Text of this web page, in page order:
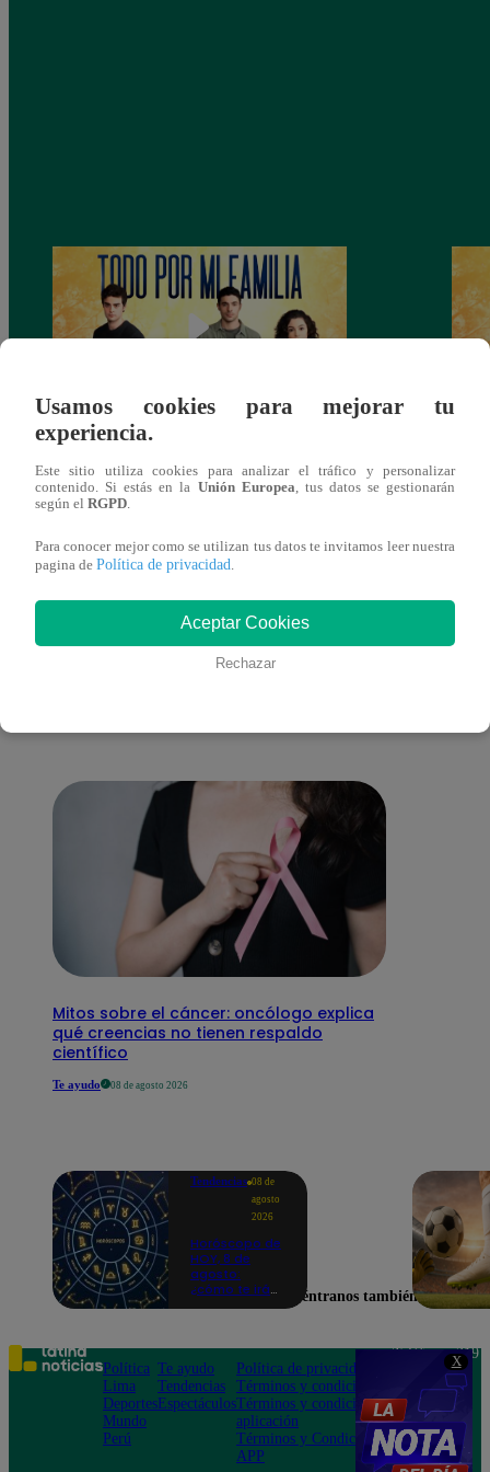
X
diciembre – capítulo 162, completo
(online y español)
También te puede
Mitos sobre el cáncer: oncólogo explica
qué creencias no tienen respaldo
científico
Te ayudo 08 de agosto 2026
Tendencias 08 de
agosto
2026
Horóscopo de
HOY, 8 de
agosto:
¿cómo te irá
Usamos cookies para mejorar tu
experiencia.
Este sitio utiliza cookies para analizar el tráfico y personalizar
contenido. Si estás en la Unión Europea , tus datos se gestionarán
según el RGPD
Para conocer mejor como se utilizan tus datos te invitamos leer nuestra
pagina de Política de privacidad
Aceptar Cookies
Rechazar
Encuéntranos también en
Política
Lima
Deportes
Mundo
Perú
Te ayudo
Tendencias
Espectáculos
Política de privacidad
Términos y condiciones
Términos y condiciones
aplicación
Términos y Condiciones
APP
Teléfono: 219
Av. San
Felipe 968
Jesús María